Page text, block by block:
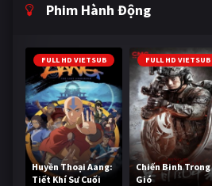
Phim Hành Động
FULL HD VIETSUB
Huyền Thoại Aang:
Tiết Khí Sư Cuối
FULL HD VIETSUB
Chiến Binh Trong
Gió